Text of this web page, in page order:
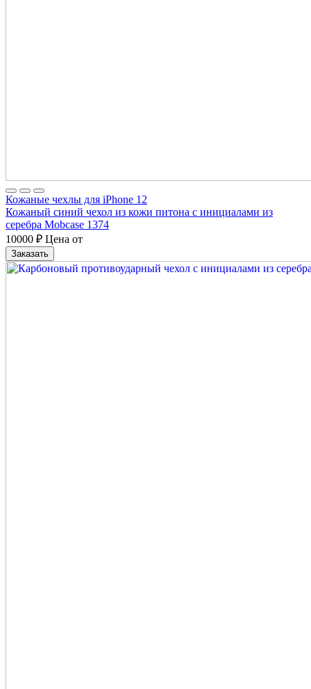
Кожаные чехлы для iPhone 12
Кожаный синий чехол из кожи питона с инициалами из
серебра Mobcase 1374
10000 ₽ Цена от
Заказать